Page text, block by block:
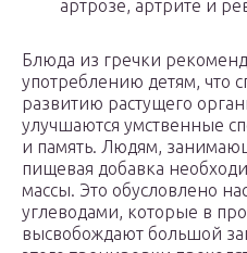
артрозе, артрите и
Блюда из гречки
употреблению детям, что
развитию растущего
улучшаются умственные
и память. Людям,
пищевая добавка
массы. Это обусловлено
углеводами, которые в
высвобождают большой